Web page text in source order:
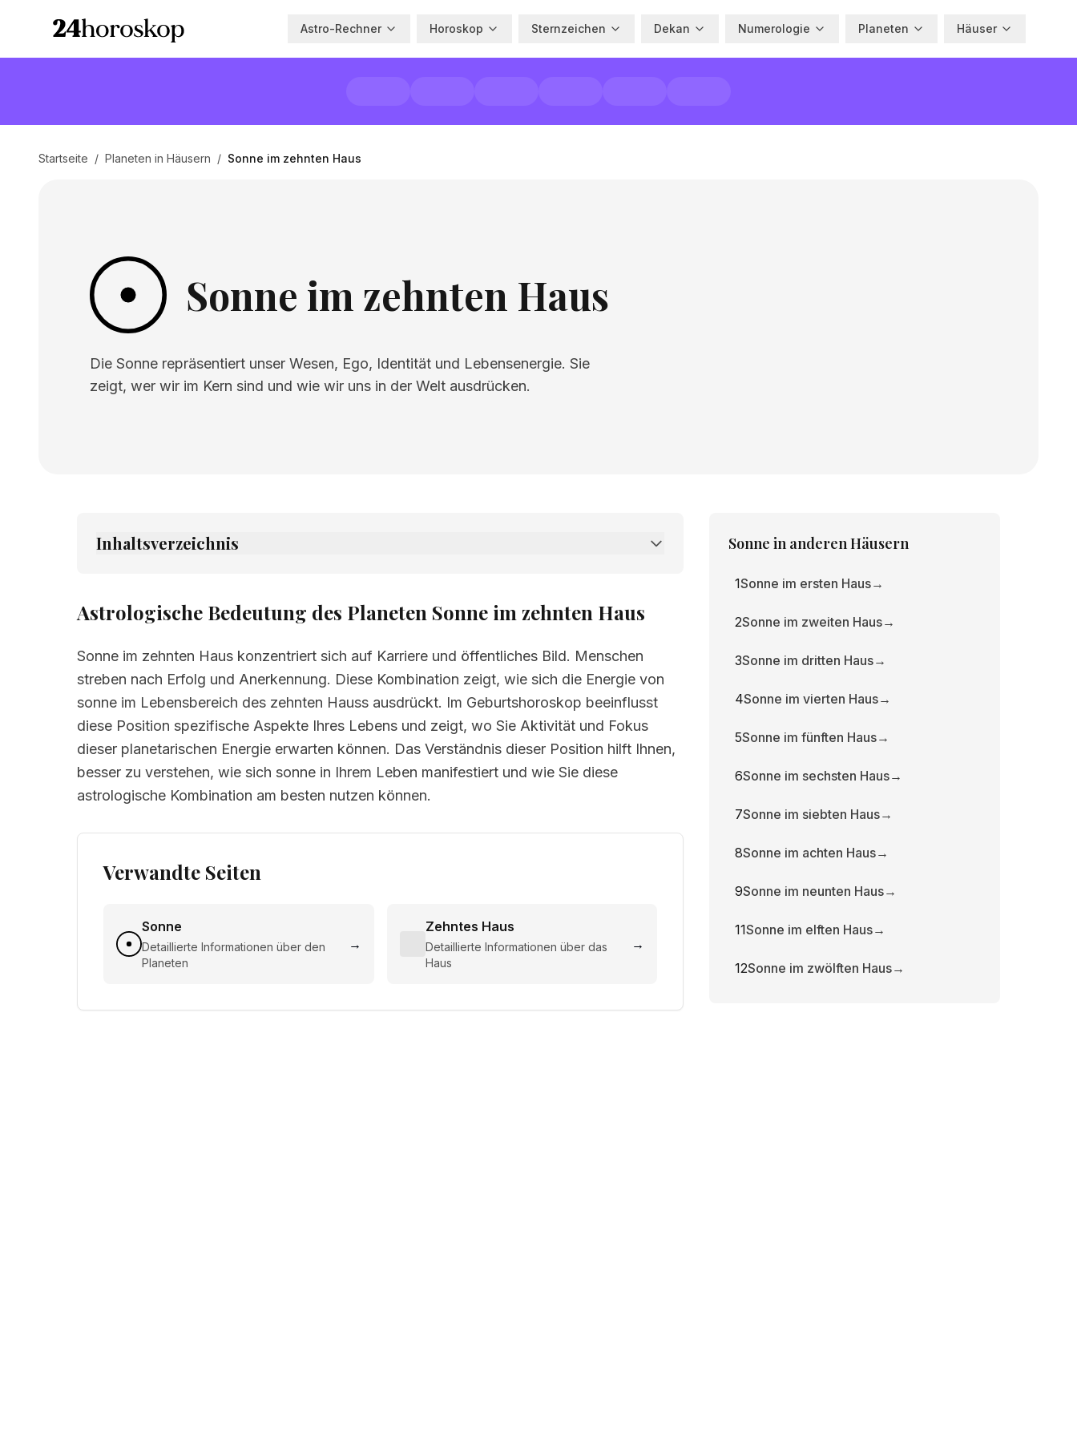
Astro-Rechner Horoskop Sternzeichen Dekan Numerologie Planeten Häuser
Startseite / Planeten in Häusern / Sonne im zehnten Haus
Sonne im zehnten Haus
Die Sonne repräsentiert unser Wesen, Ego, Identität und Lebensenergie. Sie
zeigt, wer wir im Kern sind und wie wir uns in der Welt ausdrücken.
Inhaltsverzeichnis
Astrologische Bedeutung des Planeten Sonne im zehnten Haus
Sonne im zehnten Haus konzentriert sich auf Karriere und öffentliches Bild. Menschen
streben nach Erfolg und Anerkennung. Diese Kombination zeigt, wie sich die Energie von
sonne im Lebensbereich des zehnten Hauss ausdrückt. Im Geburtshoroskop beeinflusst
diese Position spezifische Aspekte Ihres Lebens und zeigt, wo Sie Aktivität und Fokus
dieser planetarischen Energie erwarten können. Das Verständnis dieser Position hilft Ihnen,
besser zu verstehen, wie sich sonne in Ihrem Leben manifestiert und wie Sie diese
astrologische Kombination am besten nutzen können.
Verwandte Seiten
Sonne
Detaillierte Informationen über den
Planeten
→
Zehntes Haus
Detaillierte Informationen über das
Haus
→
Sonne in anderen Häusern
1Sonne im ersten Haus→
2Sonne im zweiten Haus→
3Sonne im dritten Haus→
4Sonne im vierten Haus→
5Sonne im fünften Haus→
6Sonne im sechsten Haus→
7Sonne im siebten Haus→
8Sonne im achten Haus→
9Sonne im neunten Haus→
11Sonne im elften Haus→
12Sonne im zwölften Haus→